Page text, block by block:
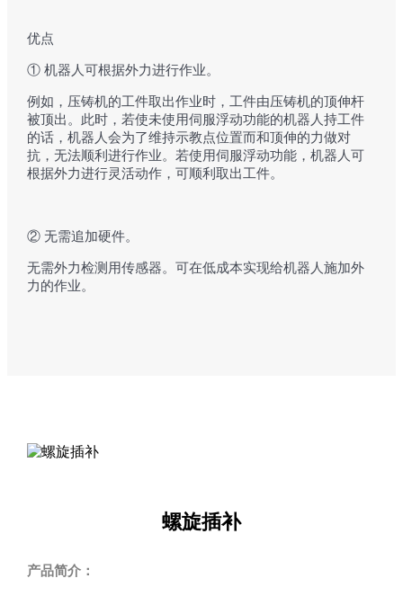
优点
① 机器人可根据外力进行作业。
例如，压铸机的工件取出作业时，工件由压铸机的顶伸杆
被顶出。此时，若使未使用伺服浮动功能的机器人持工件
的话，机器人会为了维持示教点位置而和顶伸的力做对
抗，无法顺利进行作业。若使用伺服浮动功能，机器人可
根据外力进行灵活动作，可顺利取出工件。
② 无需追加硬件。
无需外力检测用传感器。可在低成本实现给机器人施加外
力的作业。
螺旋插补
产品简介：